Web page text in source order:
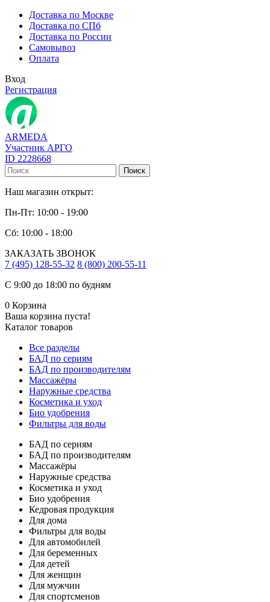
Доставка по Москве
Доставка по СПб
Доставка по России
Самовывоз
Оплата
Вход
Регистрация
ARMEDA
Участник АРГО
ID 2228668
Поиск
Наш магазин открыт:
Пн-Пт: 10:00 - 19:00
Сб: 10:00 - 18:00
ЗАКАЗАТЬ ЗВОНОК
7 (495) 128-55-32 8 (800) 200-55-11
С 9:00 до 18:00 по будням
0 Корзина
Ваша корзина пуста!
Каталог товаров
Все разделы
БАД по сериям
БАД по производителям
Массажёры
Наружные средства
Косметика и уход
Био удобрения
Фильтры для воды
БАД по сериям
БАД по производителям
Массажёры
Наружные средства
Косметика и уход
Био удобрения
Кедровая продукция
Для дома
Фильтры для воды
Для автомобилей
Для беременных
Для детей
Для женщин
Для мужчин
Для спортсменов